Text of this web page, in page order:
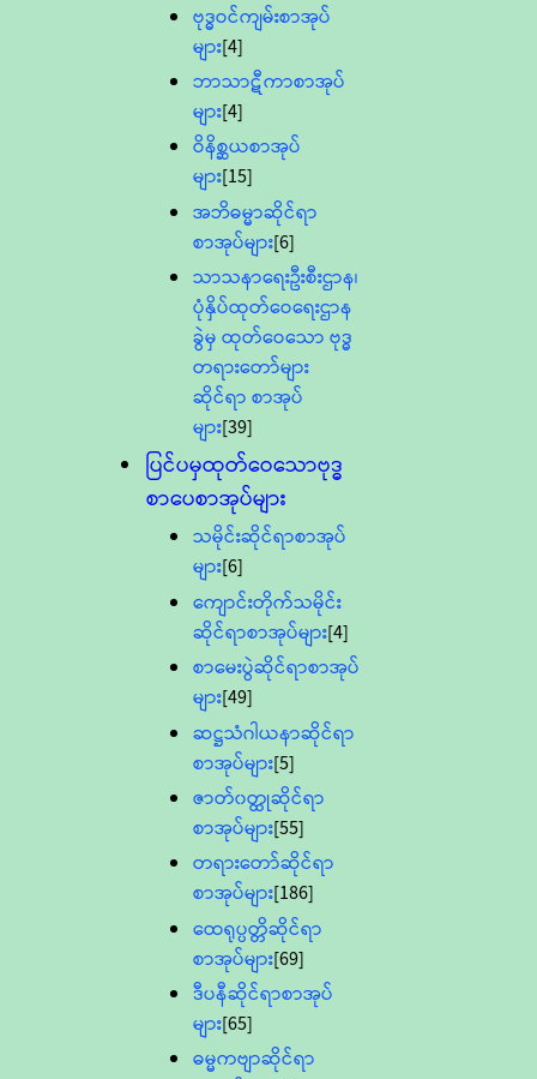
ဗုဒ္ဓဝင်ကျမ်းစာအုပ်
များ[4]
ဘာသာဋီကာစာအုပ်
များ[4]
ဝိနိစ္ဆယစာအုပ်
များ[15]
အဘိဓမ္မာဆိုင်ရာ
စာအုပ်များ[6]
သာသနာရေးဦးစီးဌာန၊
ပုံနှိပ်ထုတ်ဝေရေးဌာန
ခွဲမှ ထုတ်ဝေသော ဗုဒ္ဓ
တရားတော်များ
ဆိုင်ရာ စာအုပ်
များ[39]
ပြင်ပမှထုတ်ဝေသောဗုဒ္ဓ
စာပေစာအုပ်များ
သမိုင်းဆိုင်ရာစာအုပ်
များ[6]
ကျောင်းတိုက်သမိုင်း
ဆိုင်ရာစာအုပ်များ[4]
စာမေးပွဲဆိုင်ရာစာအုပ်
များ[49]
ဆဋ္ဌသံဂါယနာဆိုင်ရာ
စာအုပ်များ[5]
ဇာတ်၀တ္ထုဆိုင်ရာ
စာအုပ်များ[55]
တရားတော်ဆိုင်ရာ
စာအုပ်များ[186]
ထေရုပ္ပတ္တိဆိုင်ရာ
စာအုပ်များ[69]
ဒီပနီဆိုင်ရာစာအုပ်
များ[65]
ဓမ္မကဗျာဆိုင်ရာ